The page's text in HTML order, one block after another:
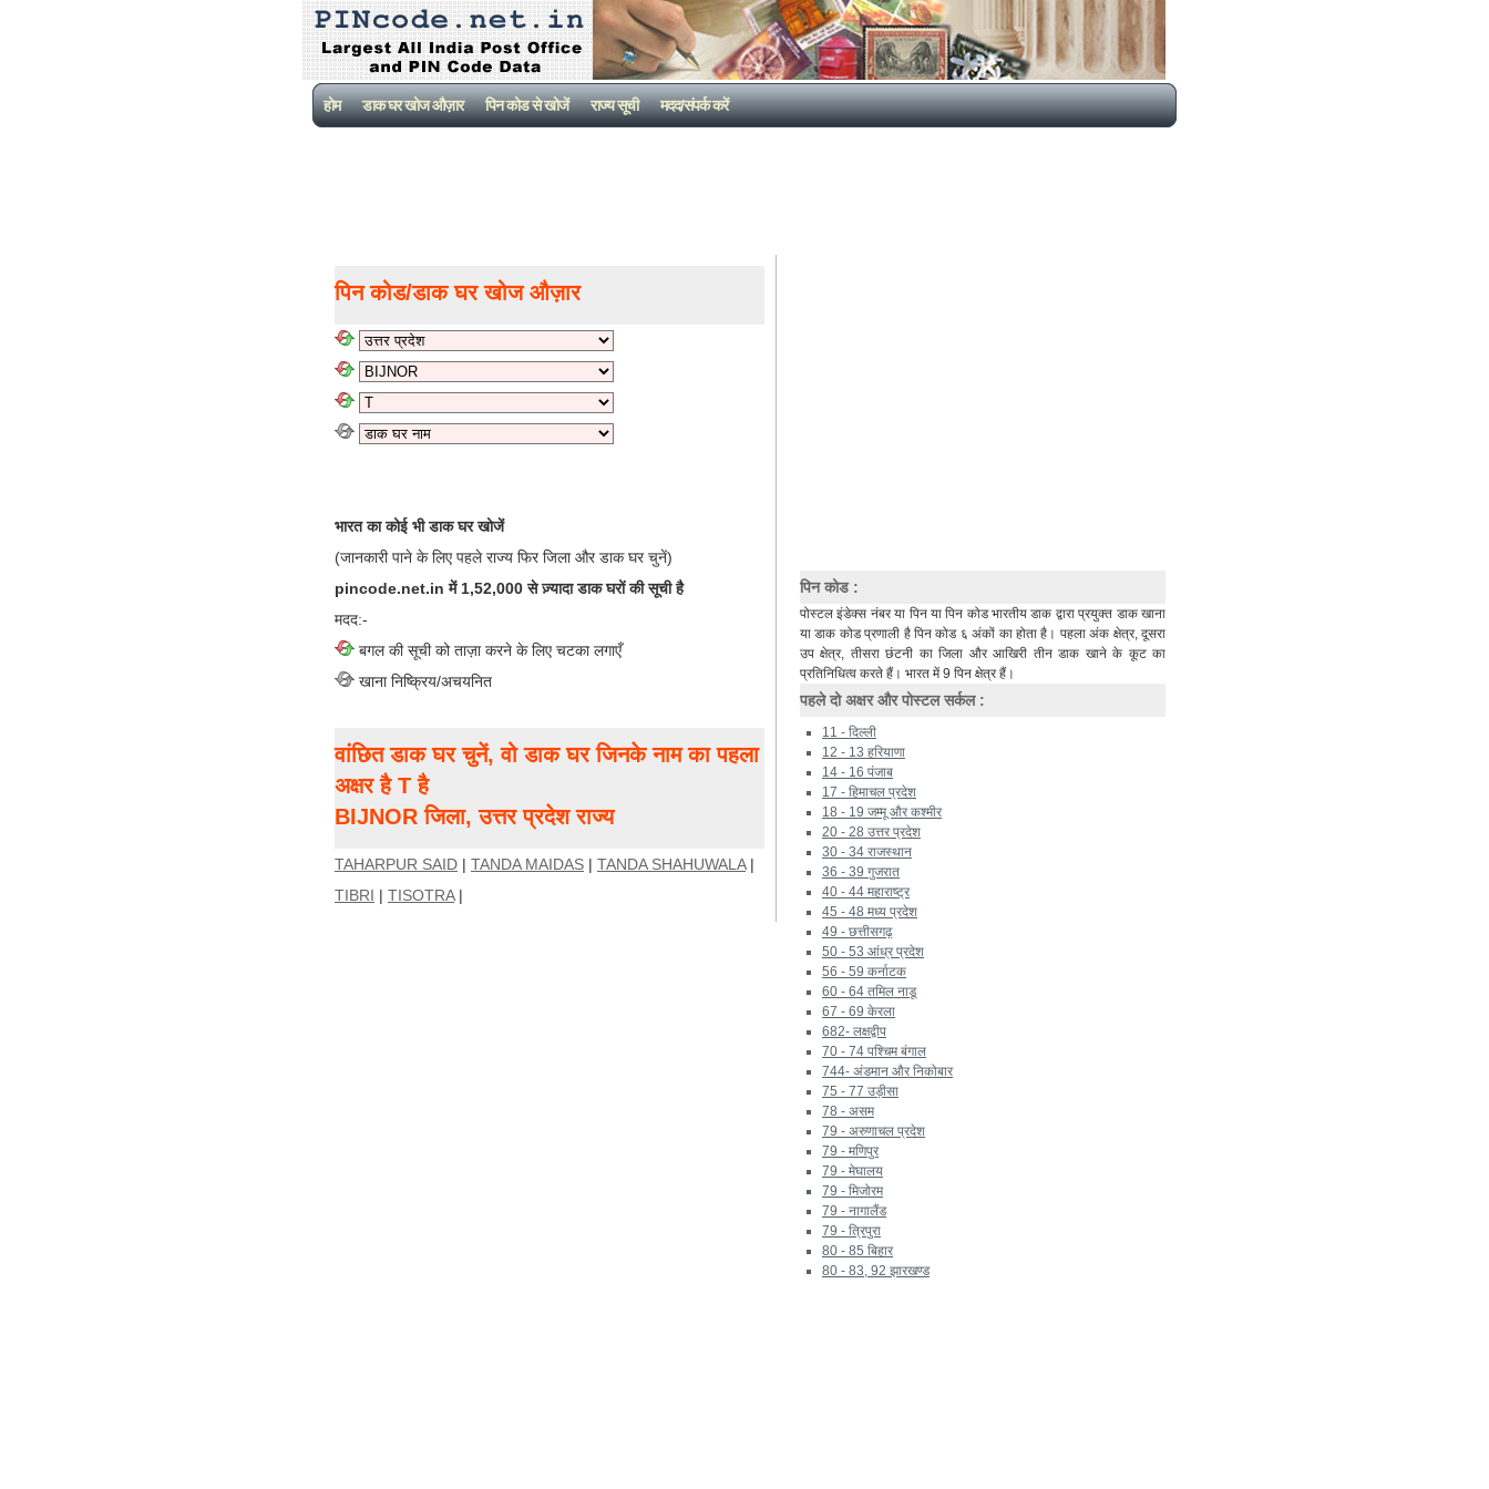
होम डाक घर खोज औज़ार पिन कोड से खोजें राज्य सूची मदद/संपर्क करें
पिन कोड/डाक घर खोज औज़ार
भारत का कोई भी डाक घर खोजें
(जानकारी पाने के लिए पहले राज्य फिर जिला और डाक घर चुनें)
pincode.net.in में 1,52,000 से ज़्यादा डाक घरों की सूची है
मदद:-
बगल की सूची को ताज़ा करने के लिए चटका लगाएँ
खाना निष्क्रिय/अचयनित
वांछित डाक घर चुनें, वो डाक घर जिनके नाम का पहला
अक्षर है T है
BIJNOR जिला, उत्तर प्रदेश राज्य
TAHARPUR SAID | TANDA MAIDAS | TANDA SHAHUWALA|
TIBRI | TISOTRA|
पिन कोड :
पोस्टल इंडेक्स नंबर या पिन या पिन कोड भारतीय डाक द्वारा प्रयुक्त डाक खाना
या डाक कोड प्रणाली है पिन कोड ६ अंकों का होता है। पहला अंक क्षेत्र, दूसरा
उप क्षेत्र, तीसरा छंटनी का जिला और आखिरी तीन डाक खाने के कूट का
प्रतिनिधित्व करते हैं। भारत में 9 पिन क्षेत्र हैं।
पहले दो अक्षर और पोस्टल सर्कल :
11 - दिल्ली
12 - 13 हरियाणा
14 - 16 पंजाब
17 - हिमाचल प्रदेश
18 - 19 जम्मू और कश्मीर
20 - 28 उत्तर प्रदेश
30 - 34 राजस्थान
36 - 39 गुजरात
40 - 44 महाराष्ट्र
45 - 48 मध्य प्रदेश
49 - छत्तीसगढ़
50 - 53 आंध्र प्रदेश
56 - 59 कर्नाटक
60 - 64 तमिल नाडू
67 - 69 केरला
682- लक्षद्वीप
70 - 74 पश्चिम बंगाल
744- अंडमान और निकोबार
75 - 77 उड़ीसा
78 - असम
79 - अरुणाचल प्रदेश
79 - मणिपुर
79 - मेघालय
79 - मिजोरम
79 - नागालैंड
79 - त्रिपुरा
80 - 85 बिहार
80 - 83, 92 झारखण्ड